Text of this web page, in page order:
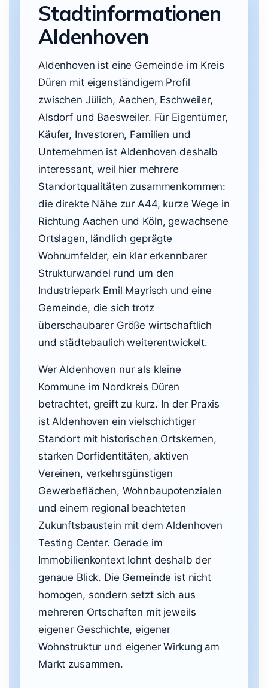
Stadtinformationen
Aldenhoven
Aldenhoven ist eine Gemeinde im Kreis
Düren mit eigenständigem Profil
zwischen Jülich, Aachen, Eschweiler,
Alsdorf und Baesweiler. Für Eigentümer,
Käufer, Investoren, Familien und
Unternehmen ist Aldenhoven deshalb
interessant, weil hier mehrere
Standortqualitäten zusammenkommen:
die direkte Nähe zur A44, kurze Wege in
Richtung Aachen und Köln, gewachsene
Ortslagen, ländlich geprägte
Wohnumfelder, ein klar erkennbarer
Strukturwandel rund um den
Industriepark Emil Mayrisch und eine
Gemeinde, die sich trotz
überschaubarer Größe wirtschaftlich
und städtebaulich weiterentwickelt.
Wer Aldenhoven nur als kleine
Kommune im Nordkreis Düren
betrachtet, greift zu kurz. In der Praxis
ist Aldenhoven ein vielschichtiger
Standort mit historischen Ortskernen,
starken Dorfidentitäten, aktiven
Vereinen, verkehrsgünstigen
Gewerbeflächen, Wohnbaupotenzialen
und einem regional beachteten
Zukunftsbaustein mit dem Aldenhoven
Testing Center. Gerade im
Immobilienkontext lohnt deshalb der
genaue Blick. Die Gemeinde ist nicht
homogen, sondern setzt sich aus
mehreren Ortschaften mit jeweils
eigener Geschichte, eigener
Wohnstruktur und eigener Wirkung am
Markt zusammen.